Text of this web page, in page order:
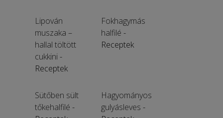
Lipován
muszaka –
hallal töltött
cukkini-
Receptek
Fokhagymás
halfilé -
Receptek
Sütőben sült
tőkehalfilé -
Hagyományos
gulyásleves -